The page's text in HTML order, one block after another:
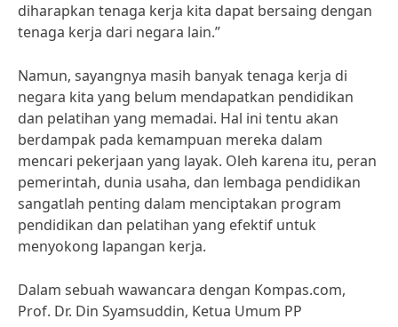
diharapkan tenaga kerja kita dapat bersaing dengan
tenaga kerja dari negara lain.”
Namun, sayangnya masih banyak tenaga kerja di
negara kita yang belum mendapatkan pendidikan
dan pelatihan yang memadai. Hal ini tentu akan
berdampak pada kemampuan mereka dalam
mencari pekerjaan yang layak. Oleh karena itu, peran
pemerintah, dunia usaha, dan lembaga pendidikan
sangatlah penting dalam menciptakan program
pendidikan dan pelatihan yang efektif untuk
menyokong lapangan kerja.
Dalam sebuah wawancara dengan Kompas.com,
Prof. Dr. Din Syamsuddin, Ketua Umum PP